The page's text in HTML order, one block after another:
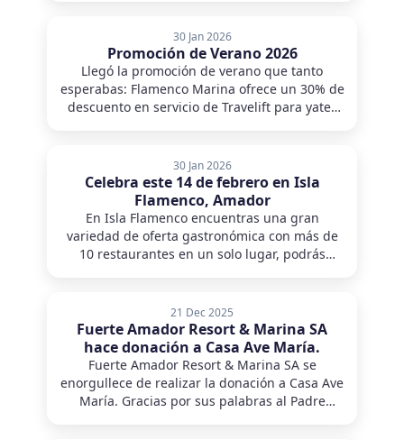
30 Jan 2026
Promoción de Verano 2026
Llegó la promoción de verano que tanto
esperabas: Flamenco Marina ofrece un 30% de
descuento en servicio de Travelift para yates
30 Jan 2026
Celebra este 14 de febrero en Isla
Flamenco, Amador
En Isla Flamenco encuentras una gran
variedad de oferta gastronómica con más de
10 restaurantes en un solo lugar, podrás
reservar a través de la web en la sección de
restaurantes.
21 Dec 2025
Fuerte Amador Resort & Marina SA
hace donación a Casa Ave María.
Fuerte Amador Resort & Marina SA se
enorgullece de realizar la donación a Casa Ave
María. Gracias por sus palabras al Padre